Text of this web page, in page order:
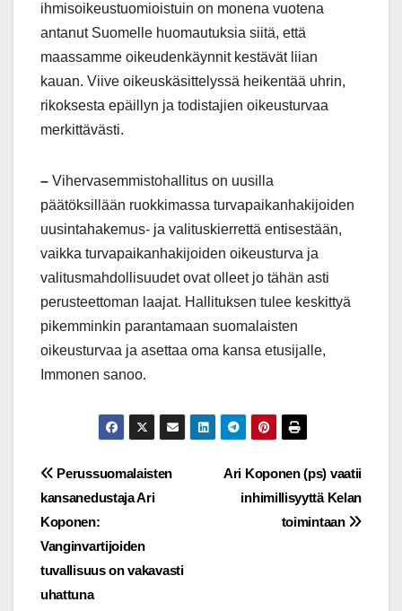
ihmisoikeustuomioistuin on monena vuotena
antanut Suomelle huomautuksia siitä, että
maassamme oikeudenkäynnit kestävät liian
kauan. Viive oikeuskäsittelyssä heikentää uhrin,
rikoksesta epäillyn ja todistajien oikeusturvaa
merkittävästi.
– Vihervasemmistohallitus on uusilla
päätöksillään ruokkimassa turvapaikanhakijoiden
uusintahakemus- ja valituskierrettä entisestään,
vaikka turvapaikanhakijoiden oikeusturva ja
valitusmahdollisuudet ovat olleet jo tähän asti
perusteettoman laajat. Hallituksen tulee keskittyä
pikemminkin parantamaan suomalaisten
oikeusturvaa ja asettaa oma kansa etusijalle,
Immonen sanoo.
Post
navigation
Ari Koponen (ps) vaatii
inhimillisyyttä Kelan
toimintaan
Perussuomalaisten
kansanedustaja Ari
Koponen:
Vanginvartijoiden
tuvallisuus on vakavasti
uhattuna